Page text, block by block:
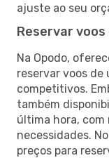
ajuste ao seu
Reservar
Na Opodo,
reservar voos
competitivos.
também
última hora, com
necessidades.
preços para